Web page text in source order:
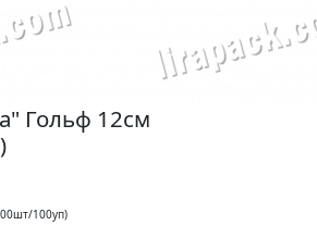
Гольф 12см
100уп)